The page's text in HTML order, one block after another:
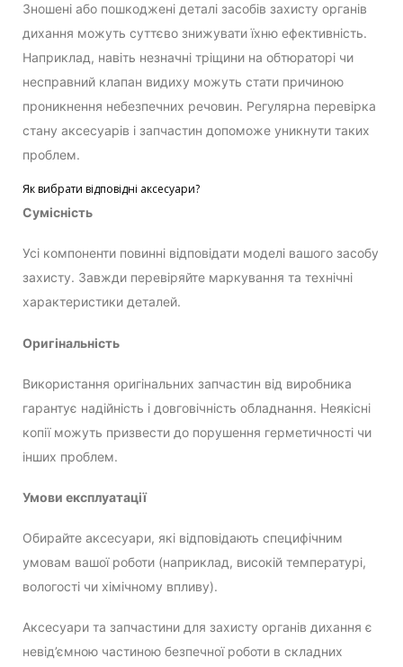
Зношені або пошкоджені деталі засобів захисту органів
дихання можуть суттєво знижувати їхню ефективність.
Наприклад, навіть незначні тріщини на обтюраторі чи
несправний клапан видиху можуть стати причиною
проникнення небезпечних речовин. Регулярна перевірка
стану аксесуарів і запчастин допоможе уникнути таких
проблем.
Як вибрати відповідні аксесуари?
Сумісність
Усі компоненти повинні відповідати моделі вашого засобу
захисту. Завжди перевіряйте маркування та технічні
характеристики деталей.
Оригінальність
Використання оригінальних запчастин від виробника
гарантує надійність і довговічність обладнання. Неякісні
копії можуть призвести до порушення герметичності чи
інших проблем.
Умови експлуатації
Обирайте аксесуари, які відповідають специфічним
умовам вашої роботи (наприклад, високій температурі,
вологості чи хімічному впливу).
Аксесуари та запчастини для захисту органів дихання є
невід’ємною частиною безпечної роботи в складних